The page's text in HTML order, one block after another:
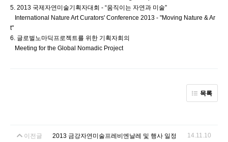
5. 2013 국제자연미술기획자대회 - “움직이는 자연과 미술”
International Nature Art Curators' Conference 2013 - "Moving Nature & Ar
t"
6. 글로벌노마딕프로젝트를 위한 기획자회의
Meeting for the Global Nomadic Project
목록
이전글 2013 금강자연미술프레비엔날레 및 행사 일정 14.11.10